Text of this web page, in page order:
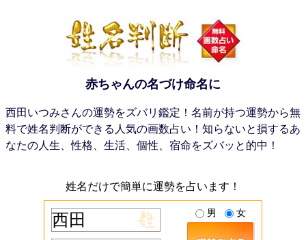
赤ちゃんの名づけ命名に
西田いつみさんの運勢をズバリ鑑定！名前が持つ運勢から無
料で姓名判断ができる人気の画数占い！知らないと損するあ
なたの人生、性格、生活、個性、宿命をズバッと的中！
姓名だけで簡単に運勢を占います！
男 女